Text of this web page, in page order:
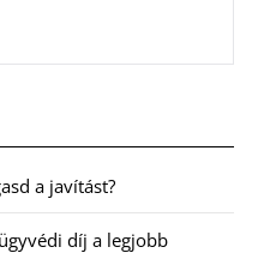
a javítást?
díj a legjobb